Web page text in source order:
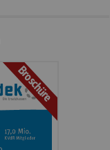
Broschüre